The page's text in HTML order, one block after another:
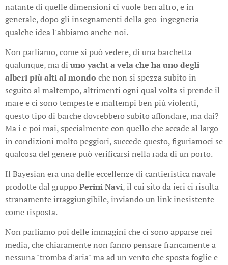
natante di quelle dimensioni ci vuole ben altro, e in
generale, dopo gli insegnamenti della geo-ingegneria
qualche idea l'abbiamo anche noi.
Non parliamo, come si può vedere, di una barchetta
qualunque, ma di uno yacht a vela che ha uno degli
alberi più alti al mondo che non si spezza subito in
seguito al maltempo, altrimenti ogni qual volta si prende il
mare e ci sono tempeste e maltempi ben più violenti,
questo tipo di barche dovrebbero subito affondare, ma dai?
Ma i e poi mai, specialmente con quello che accade al largo
in condizioni molto peggiori, succede questo, figuriamoci se
qualcosa del genere può verificarsi nella rada di un porto.
Il Bayesian era una delle eccellenze di cantieristica navale
prodotte dal gruppo Perini Navi, il cui sito da ieri ci risulta
stranamente irraggiungibile, inviando un link inesistente
come risposta.
Non parliamo poi delle immagini che ci sono apparse nei
media, che chiaramente non fanno pensare francamente a
nessuna "tromba d'aria" ma ad un vento che sposta foglie e